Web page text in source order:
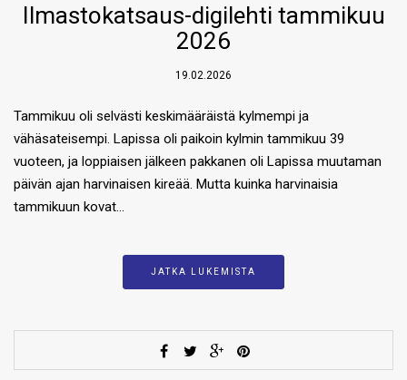
Ilmastokatsaus-digilehti tammikuu
2026
19.02.2026
Tammikuu oli selvästi keskimääräistä kylmempi ja
vähäsateisempi. Lapissa oli paikoin kylmin tammikuu 39
vuoteen, ja loppiaisen jälkeen pakkanen oli Lapissa muutaman
päivän ajan harvinaisen kireää. Mutta kuinka harvinaisia
tammikuun kovat…
JATKA LUKEMISTA